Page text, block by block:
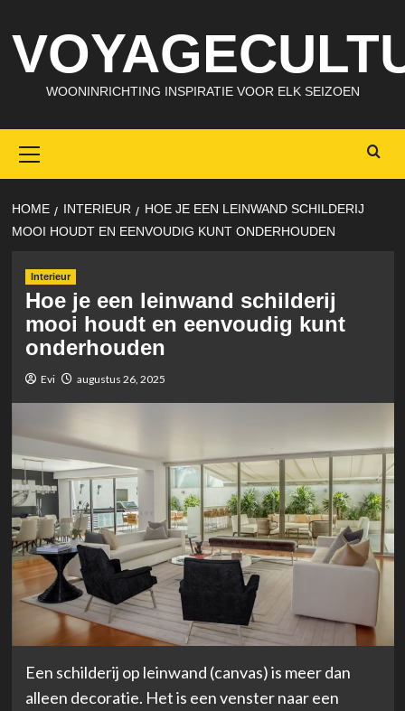
to
content
WOONINRICHTING INSPIRATIE VOOR ELK SEIZOEN
Menu
HOME INTERIEUR
HOE JE EEN LEINWAND SCHILDERIJ
MOOI HOUDT EN EENVOUDIG KUNT ONDERHOUDEN
Interieur
Hoe je een leinwand schilderij
mooi houdt en eenvoudig kunt
onderhouden
Evi augustus 26, 2025
Een schilderij op leinwand (canvas) is meer dan
alleen decoratie. Het is een venster naar een